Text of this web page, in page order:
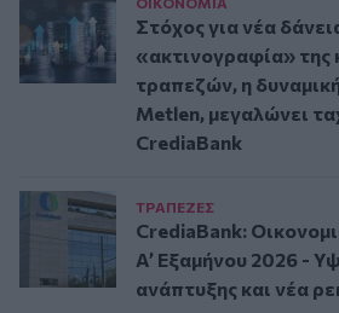
Στόχος για νέα
«ακτινογραφία»
τραπεζών, η
Metlen, μεγαλώνει
CrediaBank
ΤΡAΠΕΖΕΣ
CrediaBank:
A’ Εξαμήνου 2026 -
ανάπτυξης και νέα